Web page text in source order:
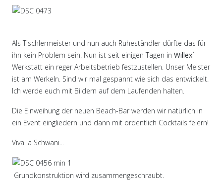
Als Tischlermeister und nun auch Ruheständler dürfte das für
ihn kein Problem sein. Nun ist seit einigen Tagen in Willex´
Werkstatt ein reger Arbeitsbetrieb festzustellen. Unser Meister
ist am Werkeln. Sind wir mal gespannt wie sich das entwickelt.
Ich werde euch mit Bildern auf dem Laufenden halten.
Die Einweihung der neuen Beach-Bar werden wir natürlich in
ein Event eingliedern und dann mit ordentlich Cocktails feiern!
Viva la Schwani...
Grundkonstruktion wird zusammengeschraubt.